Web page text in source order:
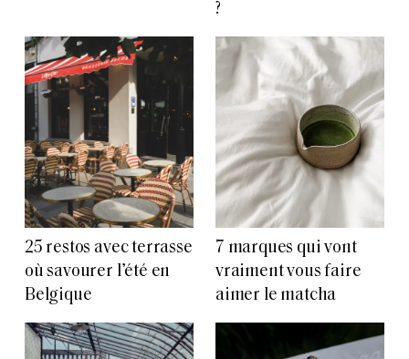
?
25 restos avec terrasse
où savourer l’été en
Belgique
7 marques qui vont
vraiment vous faire
aimer le matcha